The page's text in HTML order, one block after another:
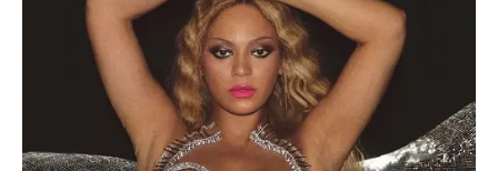
ΤΑΥΤΟΤΗΤΑ ΚΑΙ ΕΠΙΚΟΙΝΩΝΙΑ ΟΡΟΙ ΧΡΗΣΗΣ